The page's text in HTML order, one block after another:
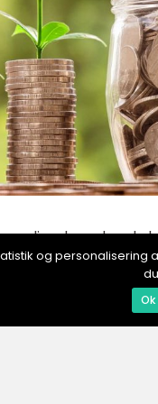
hvordan
et lån. Hva er et
man senere er
variere betydelig,
skje
og
Ok